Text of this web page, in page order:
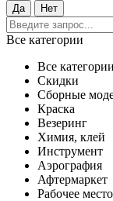
Все категории
Все категории
Скидки
Сборные
Краска
Везеринг
Химия, клей
Инструмент
Аэрография
Афтермаркет
Рабочее